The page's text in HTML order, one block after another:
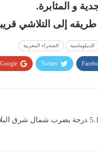
و المثابرة.
طريقه إلى التلاشي
الديبلوماسية الصحراء المغربية
Twitter
Google+